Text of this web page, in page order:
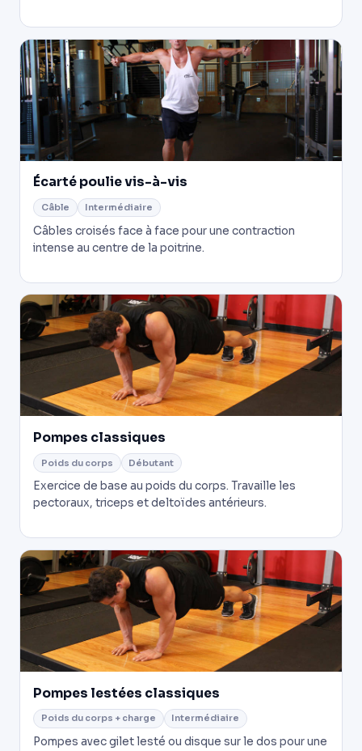
Écarté poulie vis-à-vis
Câble Intermédiaire
Câbles croisés face à face pour une contraction
intense au centre de la poitrine.
Pompes classiques
Poids du corps Débutant
Exercice de base au poids du corps. Travaille les
pectoraux, triceps et deltoïdes antérieurs.
Pompes lestées classiques
Poids du corps + charge Intermédiaire
Pompes avec gilet lesté ou disque sur le dos pour une